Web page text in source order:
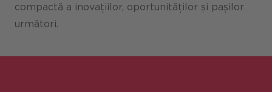
Sustenabilitate CANCOM Austria
compactă a inovațiilor, oportunităților și pașilor
următori.